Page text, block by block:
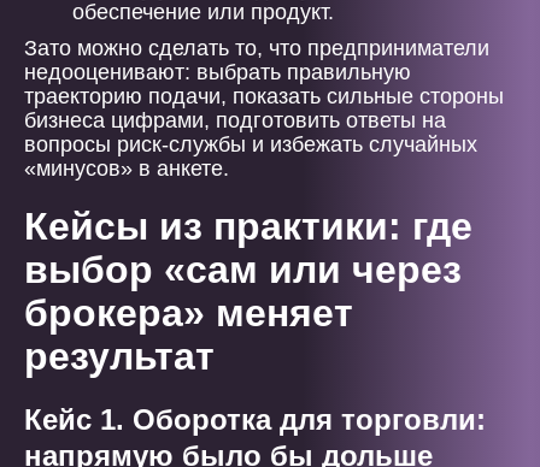
обеспечение или продукт.
Зато можно сделать то, что предприниматели
недооценивают: выбрать правильную
траекторию подачи, показать сильные стороны
бизнеса цифрами, подготовить ответы на
вопросы риск-службы и избежать случайных
«минусов» в анкете.
Кейсы из практики: где
выбор «сам или через
брокера» меняет
результат
Кейс 1. Оборотка для торговли:
напрямую было бы дольше